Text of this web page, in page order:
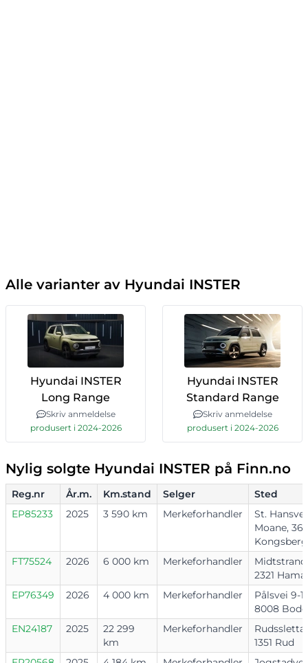
Alle varianter av Hyundai INSTER
Hyundai INSTER
Long Range
Skriv anmeldelse
produsert i 2024-2026
Hyundai INSTER
Standard Range
Skriv anmeldelse
produsert i 2024-2026
Nylig solgte Hyundai INSTER på Finn.no
Reg.nr År.m. Km.stand Selger
Sted
EP85233
2025 3 590 km Merkeforhandler
St.
Moane,
Kongsberg
FT75524
2026 6 000 km Merkeforhandler
2321
EP76349
2026 4 000 km Merkeforhandler
Pålsvei 9-
8008 Bodø
EN24187
2025
22 299
km
Merkeforhandler
Rudssletta
1351 Rud